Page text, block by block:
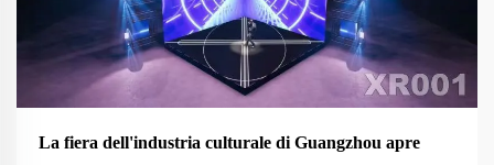
La fiera dell'industria culturale di Guangzhou apre